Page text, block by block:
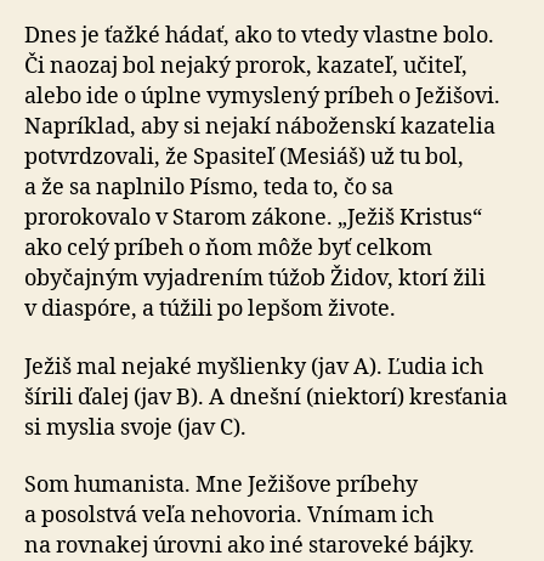
Dnes je ťažké hádať, ako to vtedy vlastne bolo.
Či naozaj bol nejaký prorok, kazateľ, učiteľ,
alebo ide o úplne vymyslený príbeh o Ježišovi.
Napríklad, aby si nejakí náboženskí kazatelia
potvrdzovali, že Spasiteľ (Mesiáš) už tu bol,
a že sa naplnilo Písmo, teda to, čo sa
prorokovalo v Starom zákone. „Ježiš Kristus“
ako celý príbeh o ňom môže byť celkom
obyčajným vyjadrením túžob Židov, ktorí žili
v diaspóre, a túžili po lepšom živote.
Ježiš mal nejaké myšlienky (jav A). Ľudia ich
šírili ďalej (jav B). A dnešní (niektorí) kresťania
si myslia svoje (jav C).
Som humanista. Mne Ježišove príbehy
a posolstvá veľa nehovoria. Vnímam ich
na rovnakej úrovni ako iné staroveké bájky.